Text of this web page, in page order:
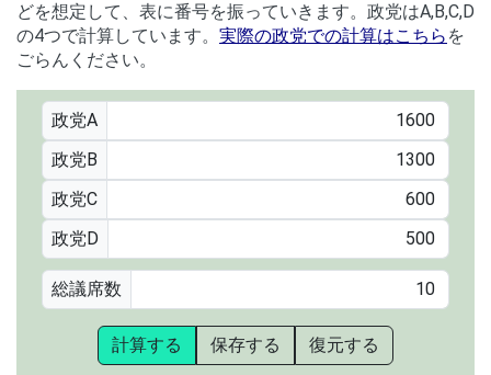
どを想定して、表に番号を振っていきます。政党はA,B,C,D
の4つで計算しています。 実際の政党での計算はこちら を
ごらんください。
政党A
政党B
政党C
政党D
総議席数
計算する 保存する 復元する